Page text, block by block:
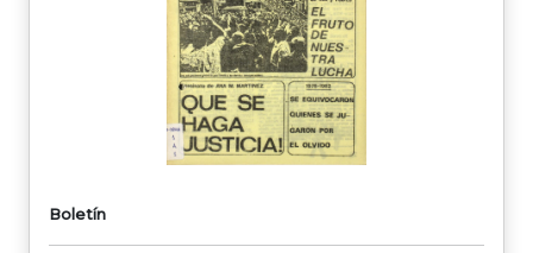
Boletín